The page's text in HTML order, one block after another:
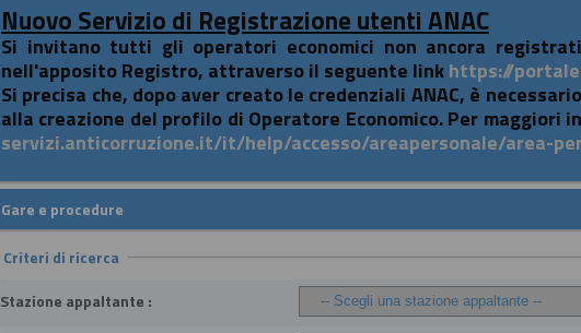
Nuovo Servizio di Registrazione utenti ANAC
Si invitano tutti gli operatori economici non ancora
nell'apposito Registro, attraverso il seguente linkhttps://
Si precisa che, dopo aver creato le credenziali ANAC, è
alla creazione del profilo di Operatore Economico. Per maggiori
servizi.anticorruzione.it/it/help/accesso/areapersonale/area-
Gare e procedure
Criteri di ricerca
Stazione appaltante :